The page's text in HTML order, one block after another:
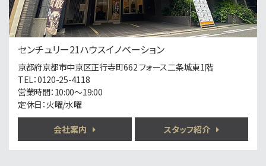
13,800万円
373.95㎡
西大路駅
歩7分
◆お好きな工務店・建築会社で建築可能♪ ◆徒歩1…
第6位
歩5分
施工：ミノベ建設(株)
センチュリー21ハウスイノベーション
京都府京都市中京区正行寺町662 フォース二条城東1階
TEL：0120-25-4118
営業時間：10:00～19:00
定休日：火曜/水曜
会社案内 スタッフ紹介